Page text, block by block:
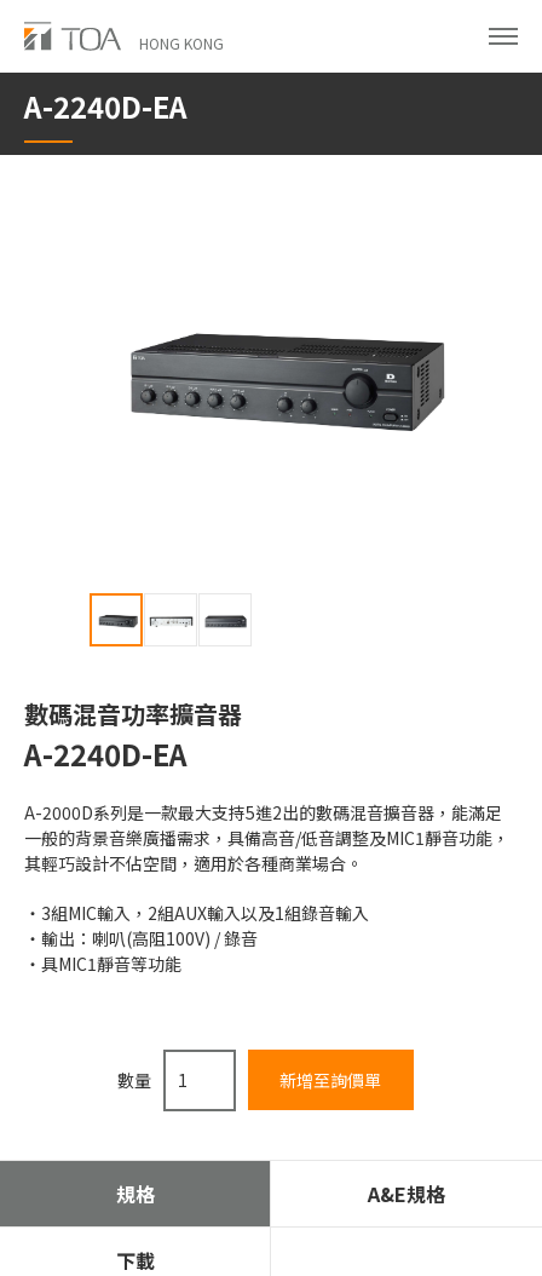
Skip
main
content
HONG KONG
A-2240D-EA
數碼混音功率擴音器
A-2240D-EA
A-2000D系列是一款最大支持5進2出的數碼混音擴音器，能滿足
一般的背景音樂廣播需求，具備高音/低音調整及MIC1靜音功能，
其輕巧設計不佔空間，適用於各種商業場合。
3組MIC輸入，2組AUX輸入以及1組錄音輸入
輸出：喇叭(高阻100V) / 錄音
具MIC1靜音等功能
數量
規格 A&E規格
下載